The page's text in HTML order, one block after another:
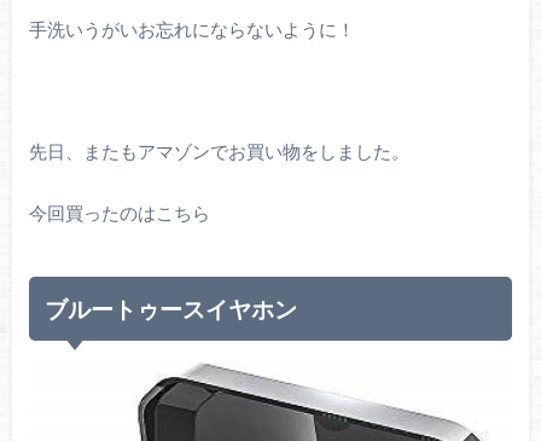
手洗いうがいお忘れにならないように！
先日、またもアマゾンでお買い物をしました。
今回買ったのはこちら
ブルートゥースイヤホン